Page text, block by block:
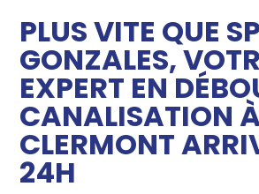
PLUS VITE QUE
GONZALES,
EXPERT EN
CANALISATION
CLERMONT
24H